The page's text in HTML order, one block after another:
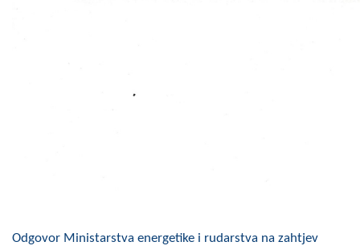
Odgovor Ministarstva energetike i rudarstva na zahtjev